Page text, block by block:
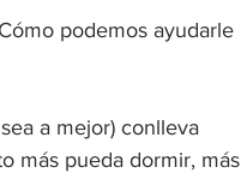
podemos ayudarle
a mejor) conlleva
más pueda dormir, más